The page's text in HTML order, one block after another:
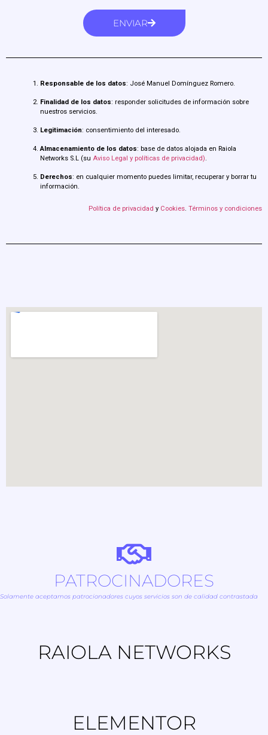
ENVIAR
Responsable de los datos: José Manuel Domínguez Romero.
Finalidad de los datos: responder solicitudes de información sobre
nuestros servicios.
Legitimación: consentimiento del interesado.
Almacenamiento de los datos: base de datos alojada en Raiola
Networks S.L (su Aviso Legal y políticas de privacidad).
Derechos: en cualquier momento puedes limitar, recuperar y borrar tu
información.
Política de privacidad y Cookies. Términos y condiciones
PATROCINADORES
Solamente aceptamos patrocionadores cuyos servicios son de calidad contrastada
RAIOLA NETWORKS
ELEMENTOR